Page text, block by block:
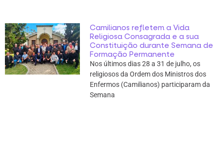
Camilianos refletem a Vida
Religiosa Consagrada e a sua
Constituição durante Semana de
Formação Permanente
Nos últimos dias 28 a 31 de julho, os
religiosos da Ordem dos Ministros dos
Enfermos (Camilianos) participaram da
Semana